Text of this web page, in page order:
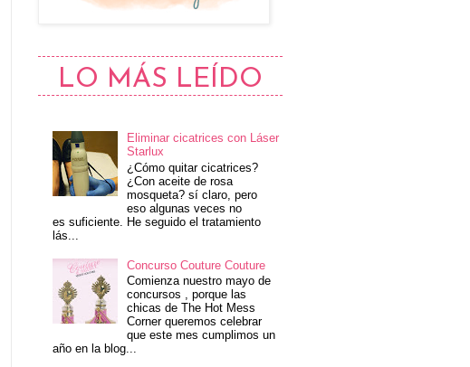
LO MÁS LEÍDO
Eliminar cicatrices con Láser
Starlux
¿Cómo quitar cicatrices?
¿Con aceite de rosa
mosqueta? sí claro, pero
eso algunas veces no
es suficiente. He seguido el tratamiento
lás...
Concurso Couture Couture
Comienza nuestro mayo de
concursos , porque las
chicas de The Hot Mess
Corner queremos celebrar
que este mes cumplimos un
año en la blog...